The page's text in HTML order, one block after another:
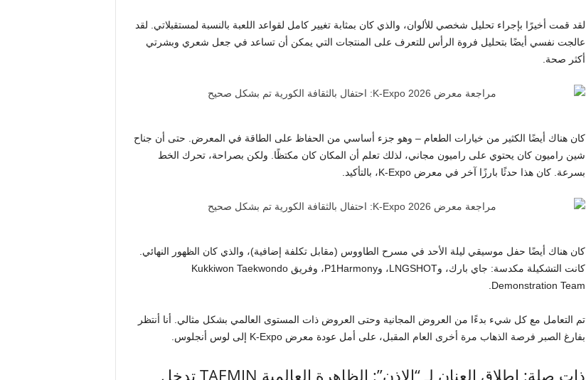
لقد قمت أخيرًا بإجراء تحليل شخصي للألوان، والذي كان بمثابة تغيير كامل لقواعد اللعبة بالنسبة لمستقبلاتي. لقد
عالجت نفسي أيضًا بتحليل فروة الرأس للتعرف على المنتجات التي يمكن أن تساعد في جعل شعري وبشرتي
أكثر صحة.
كان هناك أيضًا الكثير من خيارات الطعام – وهو جزء أساسي من الحفاظ على الطاقة في المعرض. حتى أن جناح
شين راميون كان يحتوي على راميون مجاني، لذلك تعلم أن المكان كان مكتظًا. ولكن بصراحة، تحرك الخط
بسرعة. كان هذا حدثًا بارزًا آخر في معرض K-Expo، بالتأكيد.
كان هناك أيضًا حفل موسيقي ليلة الأحد في مسرح الطاووس (مقابل تكلفة إضافية)، والذي كان الظهور النهائي.
كانت التشكيلة مكدسة: جاي بارك، وLNGSHOT، وP1Harmony، وفريق Kukkiwon Taekwondo
Demonstration Team.
تم التعامل مع كل شيء بدءًا من العروض المجانية وحتى العروض ذات المستوى العالمي بشكل مثالي. أنا أنتظر
بفارغ الصبر فرصة الذهاب مرة أخرى العام المقبل، على أمل عودة معرض K-Expo إلى لوس أنجلوس.
ذات صلة: إطلاق العنان لـ “الإذن”: الظاهرة العالمية TAEMIN تدخل